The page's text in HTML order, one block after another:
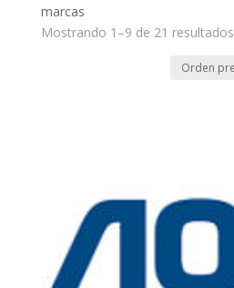
marcas
Mostrando 1–9 de 21 resultados